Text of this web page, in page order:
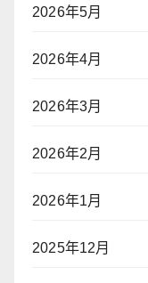
2026年5月
2026年4月
2026年3月
2026年2月
2026年1月
2025年12月